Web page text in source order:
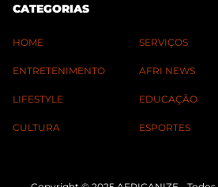
CATEGORIAS
HOME
ENTRETENIMENTO
LIFESTYLE
CULTURA
SERVIÇOS
AFRI NEWS
EDUCAÇÃO
ESPORTES